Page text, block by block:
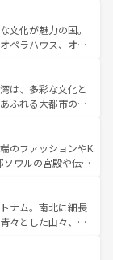
が融合した独特の
で異なる魅力を楽
感じることができ
。
地といえばオアフ
島やカウアイ島が
をはじめ、豊かな
てくれるハワイの
アンミュージッ
ハワイの魅力を彩
文化が魅力の国。
ペラハウス、オー
ル（エアーズロッ
ンズの熱帯雨林な
やワイン、オージ
サーフィンやダイ
きにはたまらな
に味わいつくそ
は、多彩な文化と
ふれる大都市の台
など、都市の喧騒
人に新しい発見と
台湾の食文化も魅
エティ豊かな料理
コンテンツ一覧を参
のファッションやK
ウルの宮殿や伝統
美を楽しむことが
ストリートフード
。夜には、韓国な
力を心ゆくまで味
ナム。南北に細長
々とした山々、世
の古い町並みやホ